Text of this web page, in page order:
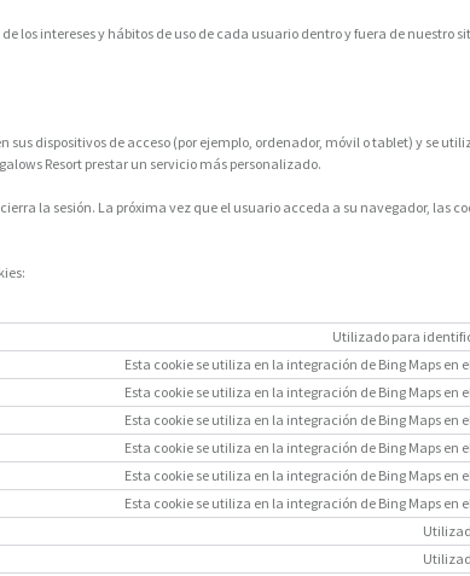
los intereses y hábitos de uso de cada usuario dentro y fuera de
sus dispositivos de acceso (por ejemplo, ordenador, móvil o tablet) y se
Resort prestar un servicio más personalizado.
la sesión. La próxima vez que el usuario acceda a su navegador,
Utilizado para
Esta cookie se utiliza en la integración de Bing Maps
Esta cookie se utiliza en la integración de Bing Maps
Esta cookie se utiliza en la integración de Bing Maps
Esta cookie se utiliza en la integración de Bing Maps
Esta cookie se utiliza en la integración de Bing Maps
Esta cookie se utiliza en la integración de Bing Maps